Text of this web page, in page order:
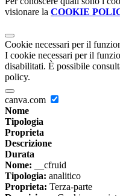
visionare la COOKIE
Cookie necessari per il
I cookie necessari per il
disabilitati. È possibile
policy.
canva.com
Nome
Tipologia
Proprieta
Descrizione
Durata
Nome: __cfruid
Tipologia: analitico
Proprieta: Terza-parte